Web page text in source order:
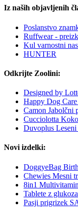
Iz naših objavljenih
Poslanstvo
Ruffwear -
Kul varnostni
HUNTER
Odkrijte Zoolini:
Designed by
Happy Dog
Camon Jabolčni
Cucciolotta
Duvoplus Leseni
Novi izdelki:
DoggyeBag
Chewies Mesni
8in1
Tablete z
Pasji prigrizek